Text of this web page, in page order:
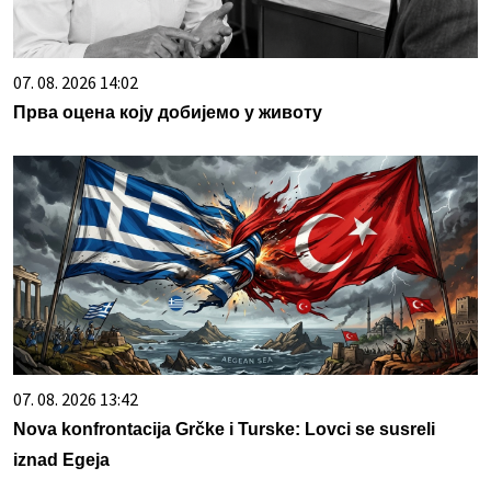
07. 08. 2026 14:02
Прва оцена коју добијемо у животу
07. 08. 2026 13:42
Nova konfrontacija Grčke i Turske: Lovci se susreli
iznad Egeja